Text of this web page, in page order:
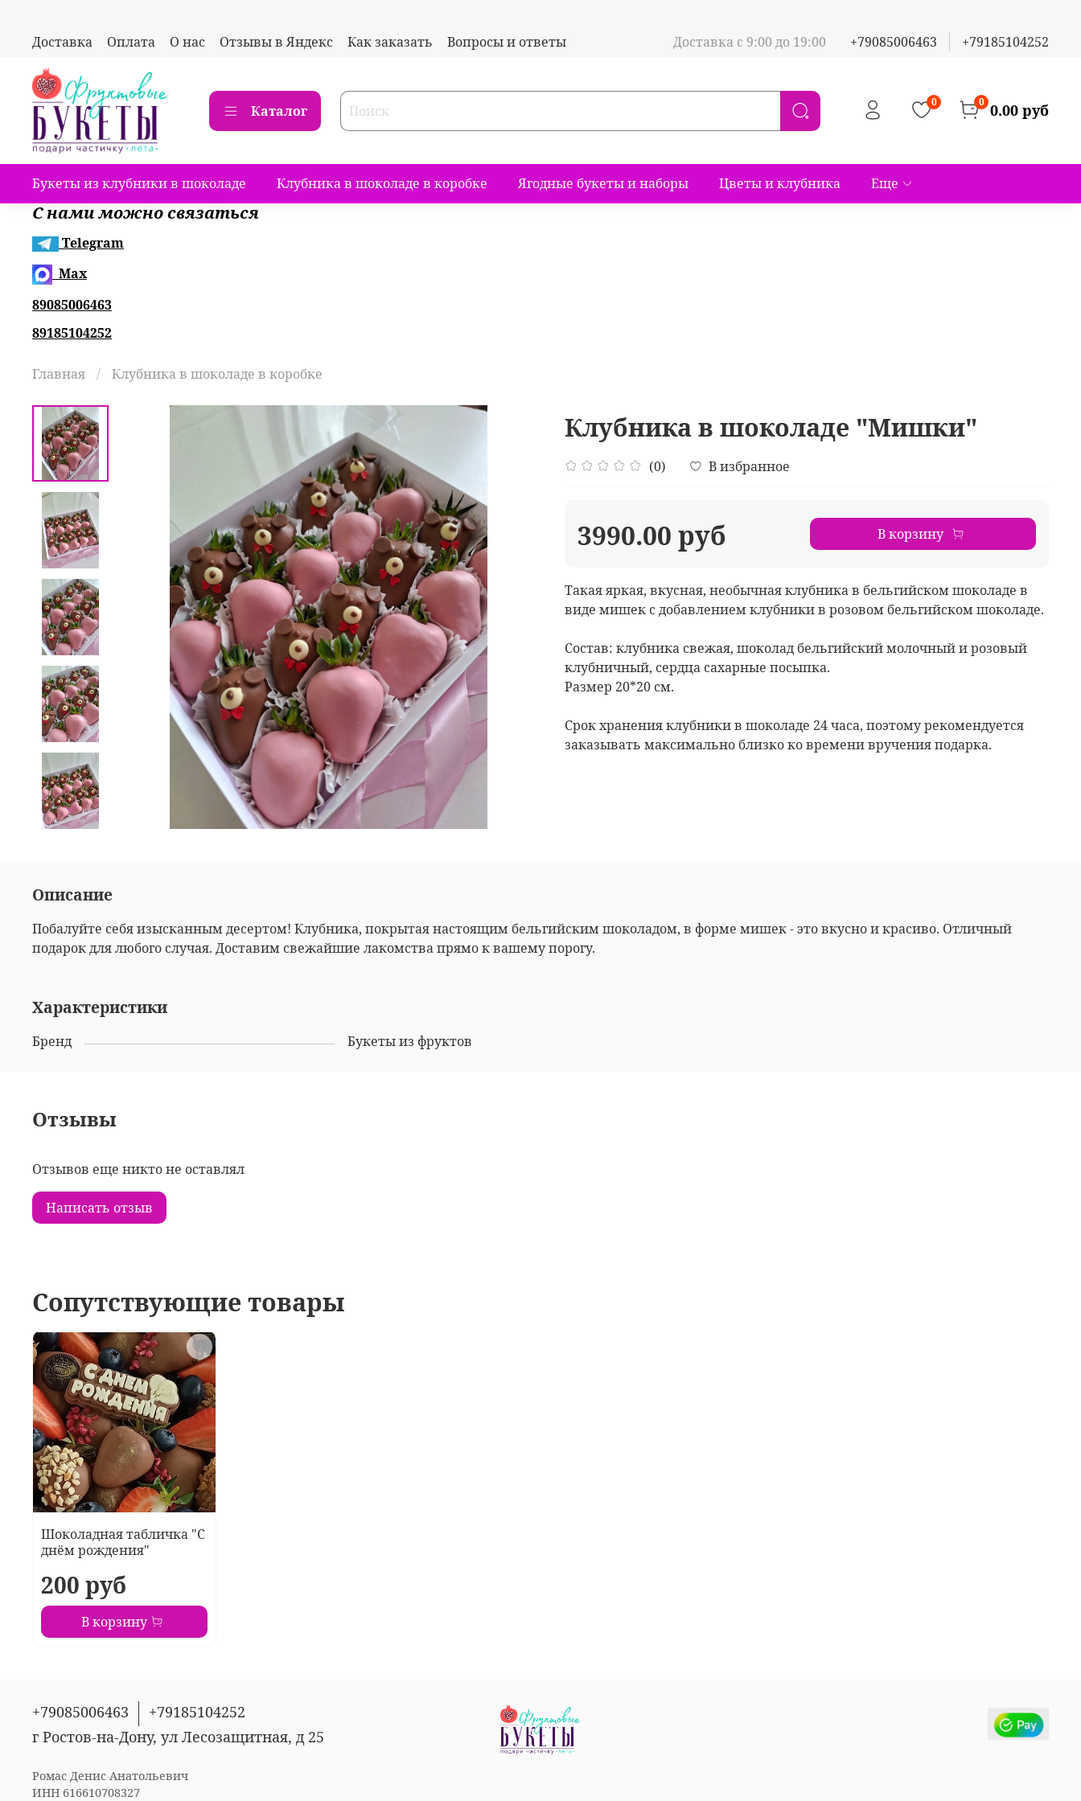
Доставка Оплата О нас Отзывы в Яндекс Как заказать Вопросы и ответы Доставка с 9:00 до 19:00 +79085006463 +79185104252
Каталог
0 0 0.00 руб
Букеты из клубники в шоколаде Клубника в шоколаде в коробке Ягодные букеты и наборы Цветы и клубника Еще
С нами можно связаться
Telegram
Max
89085006463
89185104252
Главная Клубника в шоколаде в коробке
Клубника в шоколаде "Мишки"
(0) В избранное
3990.00 руб В корзину
Такая яркая, вкусная, необычная клубника в бельгийском шоколаде в
виде мишек с добавлением клубники в розовом бельгийском шоколаде.
Состав: клубника свежая, шоколад бельгийский молочный и розовый
клубничный, сердца сахарные посыпка.
Размер 20*20 см.
Срок хранения клубники в шоколаде 24 часа, поэтому рекомендуется
заказывать максимально близко ко времени вручения подарка.
Описание
Побалуйте себя изысканным десертом! Клубника, покрытая настоящим бельгийским шоколадом, в форме мишек - это вкусно и красиво. Отличный
подарок для любого случая. Доставим свежайшие лакомства прямо к вашему порогу.
Характеристики
Бренд Букеты из фруктов
Отзывы
Отзывов еще никто не оставлял
Написать отзыв
Сопутствующие товары
Шоколадная табличка "С
днём рождения"
200 руб
В корзину
+79085006463
+79185104252
г Ростов-на-Дону, ул Лесозащитная, д 25
Ромас Денис Анатольевич
ИНН 616610708327